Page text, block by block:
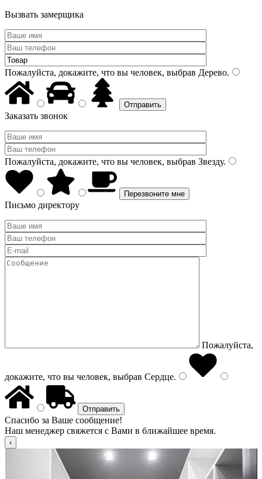
Вызвать замерщика
Пожалуйста, докажите, что вы человек, выбрав Дерево.
Заказать звонок
Пожалуйста, докажите, что вы человек, выбрав Звезду.
Письмо директору
Пожалуйста,
докажите, что вы человек, выбрав Сердце.
Спасибо за Ваше сообщение!
Наш менеджер свяжется с Вами в ближайшее время.